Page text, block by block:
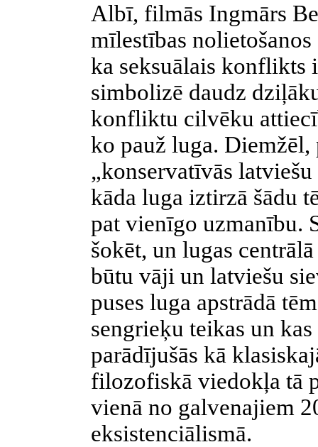
Albī, filmās Ingmārs
mīlestības
ka seksuālais konflikts
simbolizē daudz
konfliktu cilvēku
ko pauž luga.
„konservatīvās
kāda luga iztirzā šādu
pat vienīgo uzmanību.
šokēt, un lugas
būtu vāji un latviešu
puses luga apstrādā
sengrieķu teikas un
parādījušās kā
filozofiskā viedokļa tā
vienā no galvenajiem
eksistenciālismā.